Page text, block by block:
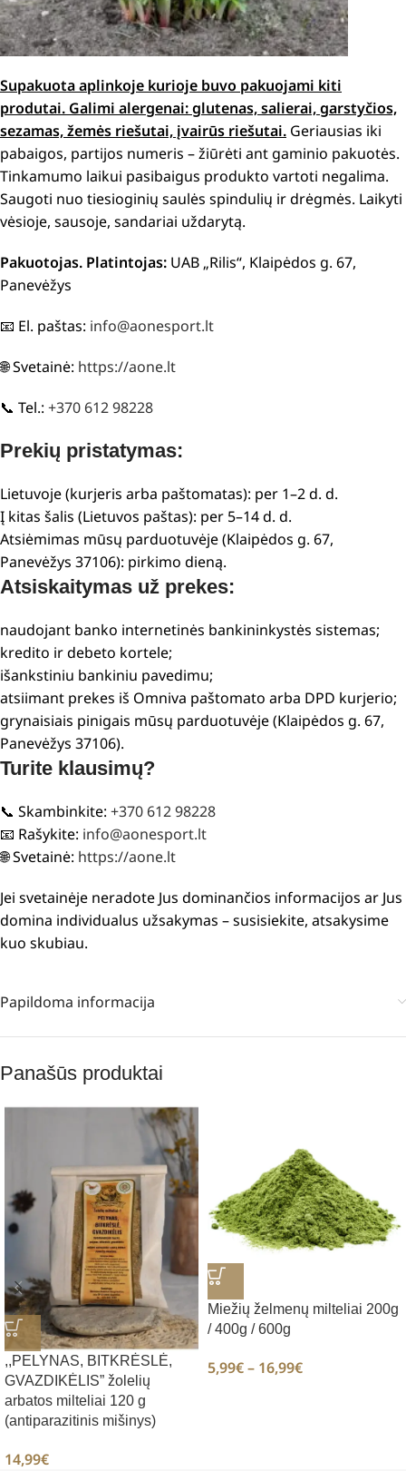
Supakuota aplinkoje kurioje buvo pakuojami kiti
produtai. Galimi alergenai: glutenas, salierai, garstyčios,
sezamas, žemės riešutai, įvairūs riešutai. Geriausias iki
pabaigos, partijos numeris – žiūrėti ant gaminio pakuotės.
Tinkamumo laikui pasibaigus produkto vartoti negalima.
Saugoti nuo tiesioginių saulės spindulių ir drėgmės. Laikyti
vėsioje, sausoje, sandariai uždarytą.
Pakuotojas. Platintojas: UAB „Rilis“, Klaipėdos g. 67,
Panevėžys
📧 El. paštas: info@aonesport.lt
🌐 Svetainė: https://aone.lt
📞 Tel.: +370 612 98228
Prekių pristatymas:
Lietuvoje (kurjeris arba paštomatas): per 1–2 d. d.
Į kitas šalis (Lietuvos paštas): per 5–14 d. d.
Atsiėmimas mūsų parduotuvėje (Klaipėdos g. 67,
Panevėžys 37106): pirkimo dieną.
Atsiskaitymas už prekes:
naudojant banko internetinės bankininkystės sistemas;
kredito ir debeto kortele;
išankstiniu bankiniu pavedimu;
atsiimant prekes iš Omniva paštomato arba DPD kurjerio;
grynaisiais pinigais mūsų parduotuvėje (Klaipėdos g. 67,
Panevėžys 37106).
Turite klausimų?
📞 Skambinkite: +370 612 98228
📧 Rašykite: info@aonesport.lt
🌐 Svetainė: https://aone.lt
Jei svetainėje neradote Jus dominančios informacijos ar Jus
domina individualus užsakymas – susisiekite, atsakysime
kuo skubiau.
Papildoma informacija
Panašūs produktai
,,PELYNAS, BITKRĖSLĖ,
GVAZDIKĖLIS” žolelių
arbatos milteliai 120 g
(antiparazitinis mišinys)
14,99€
Miežių želmenų milteliai 200g
/ 400g / 600g
5,99€– 16,99€